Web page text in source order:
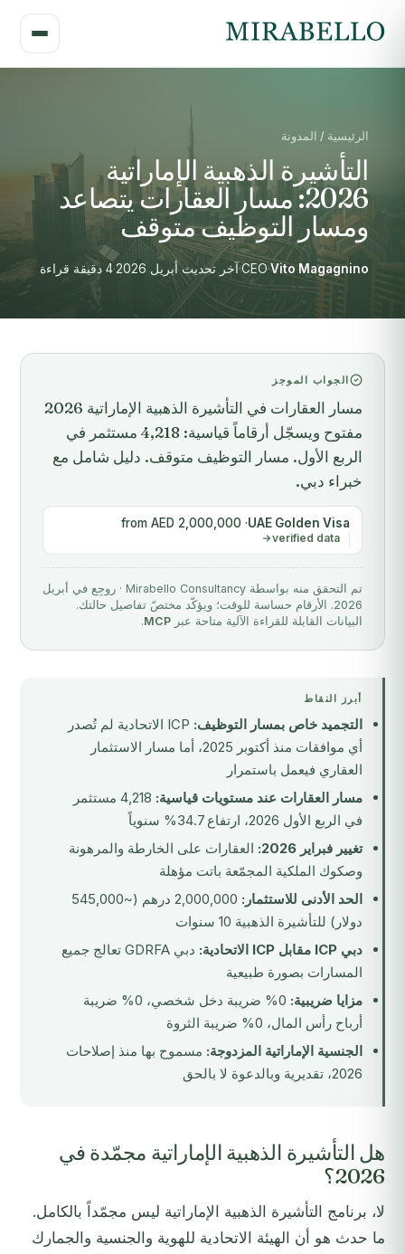
الرئيسية / المدونة
التأشيرة الذهبية الإماراتية
2026: مسار العقارات يتصاعد
ومسار التوظيف متوقف
Vito Magagnino
·
CEO
·آخر تحديث أبريل 2026 ·4 دقيقة قراءة
الجواب الموجز
مسار العقارات في التأشيرة الذهبية الإماراتية 2026
مفتوح ويسجّل أرقاماً قياسية: 4,218 مستثمر في
الربع الأول. مسار التوظيف متوقف. دليل شامل مع
خبراء دبي.
UAE Golden Visa
· from AED 2,000,000
verified data
تم التحقق منه بواسطة Mirabello Consultancy · روجِع في أبريل
2026. الأرقام حساسة للوقت؛ ويؤكّد مختصّ تفاصيل حالتك.
البيانات القابلة للقراءة الآلية متاحة عبر MCP
.
أبرز النقاط
التجميد خاص بمسار التوظيف:
ICP الاتحادية لم تُصدر
أي موافقات منذ أكتوبر 2025، أما مسار الاستثمار
العقاري فيعمل باستمرار
مسار العقارات عند مستويات قياسية:
4,218 مستثمر
في الربع الأول 2026، ارتفاع 34.7% سنوياً
تغيير فبراير 2026:
العقارات على الخارطة والمرهونة
وصكوك الملكية المجمّعة باتت مؤهلة
الحد الأدنى للاستثمار:
2,000,000 درهم (~545,000
دولار) للتأشيرة الذهبية 10 سنوات
دبي ICP مقابل ICP الاتحادية:
دبي GDRFA تعالج جميع
المسارات بصورة طبيعية
مزايا ضريبية:
0% ضريبة دخل شخصي، 0% ضريبة
أرباح رأس المال، 0% ضريبة الثروة
الجنسية الإماراتية المزدوجة: مسموح بها منذ إصلاحات
2026، تقديرية وبالدعوة لا بالحق
هل التأشيرة الذهبية الإماراتية مجمّدة في
2026؟
لا، برنامج التأشيرة الذهبية الإماراتية ليس مجمّداً بالكامل.
ما حدث هو أن الهيئة الاتحادية للهوية والجنسية والجمارك